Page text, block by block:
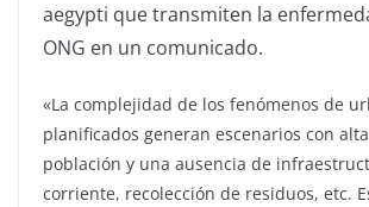
aegypti que transmiten la
ONG en un comunicado.
«La complejidad de los fenómenos de
planificados generan escenarios con
población y una ausencia de
corriente, recolección de residuos, etc.